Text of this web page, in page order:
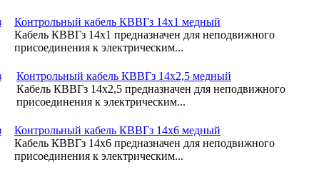
Контрольный кабель КВВГз 14х1 медный
Кабель КВВГз 14х1 предназначен для неподвижного
присоединения к электрическим...
Контрольный кабель КВВГз 14х2,5 медный
Кабель КВВГз 14х2,5 предназначен для неподвижного
присоединения к электрическим...
Контрольный кабель КВВГз 14х6 медный
Кабель КВВГз 14х6 предназначен для неподвижного
присоединения к электрическим...